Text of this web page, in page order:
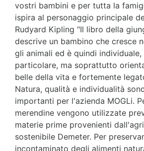
vostri bambini e per tutta la
ispira al personaggio principale
Rudyard Kipling "Il libro della
descrive un bambino che cresce
gli animali ed è quindi
particolare, ma soprattutto
belle della vita e fortemente
Natura, qualità e individualità
importanti per l'azienda MOGLi.
merendine vengono utilizzate
materie prime provenienti
sostenibile Demeter. Per
incontaminato degli alimenti